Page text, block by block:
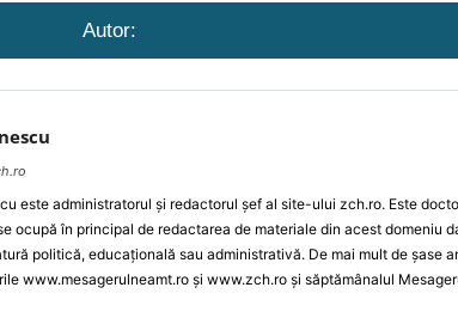
Autor:
este administratorul și redactorul șef al site-ului zch.ro. Este
ocupă în principal de redactarea de materiale din acest domeniu
politică, educațională sau administrativă. De mai mult de șase
www.mesagerulneamt.ro și www.zch.ro și săptămânalul